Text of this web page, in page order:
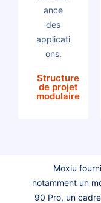
ance
des
applicati
ons.
Structure
de projet
modulaire
Moxiu
notamment un
90 Pro, un